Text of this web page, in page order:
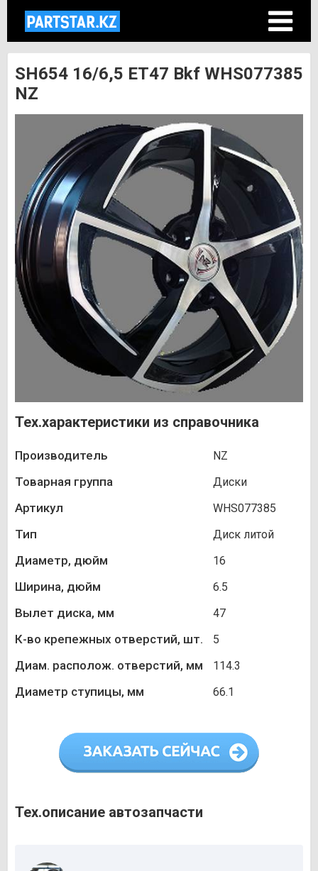
SH654 16/6,5 ET47 Bkf WHS077385
NZ
Тех.характеристики из справочника
Производитель NZ
Товарная группа Диски
Артикул WHS077385
Тип Диск литой
Диаметр, дюйм 16
Ширина, дюйм 6.5
Вылет диска, мм 47
К-во крепежных отверстий, шт. 5
Диам. располож. отверстий, мм 114.3
Диаметр ступицы, мм 66.1
Тех.описание автозапчасти